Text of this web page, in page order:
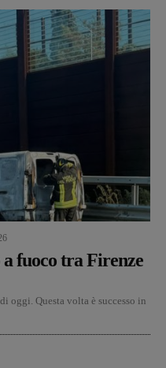
fuoco tra Firenze
oggi. Questa volta è successo in